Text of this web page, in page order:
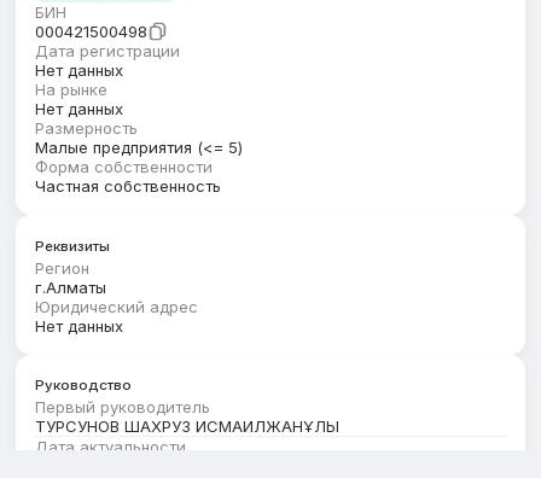
БИН
000421500498
Дата регистрации
Нет данных
На рынке
Нет данных
Размерность
Малые предприятия (<= 5)
Форма собственности
Частная собственность
Реквизиты
Регион
г.Алматы
Юридический адрес
Нет данных
Руководство
Первый руководитель
ТУРСУНОВ ШАХРУЗ ИСМАИЛЖАНҰЛЫ
Дата актуальности